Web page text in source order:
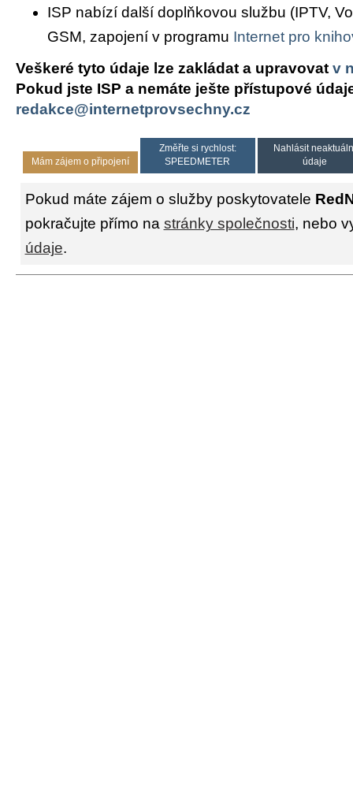
ISP nabízí další doplňkovou službu (IPTV,
GSM, zapojení v programu Internet pro
Veškeré tyto údaje lze zakládat a upravovat v
Pokud jste ISP a nemáte ješte přístupové
redakce@internetprovsechny.cz
Mám zájem o připojení
Změřte si rychlost:
SPEEDMETER
Nahlásit
údaje
Pokud máte zájem o služby poskytovatele
pokračujte přímo na stránky společnosti, nebo
údaje.